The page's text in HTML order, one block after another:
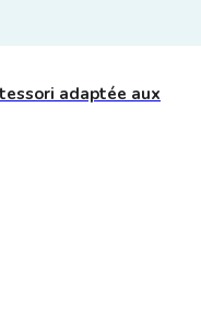
adaptée aux